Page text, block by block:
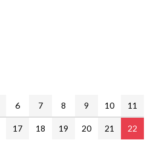
6 7 8 9 10 11
17 18 19 20 21
22